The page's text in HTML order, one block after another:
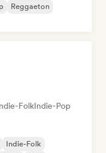
Reggaeton
FolkIndie-Pop
Indie-Folk